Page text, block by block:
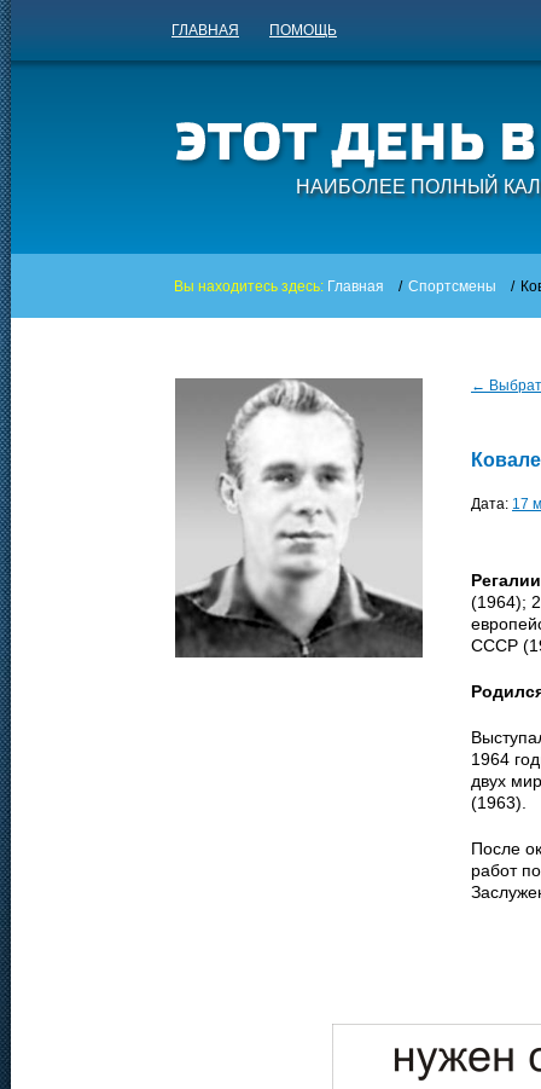
ГЛАВНАЯ ПОМОЩЬ
НАИБОЛЕЕ ПОЛНЫЙ
Вы находитесь здесь: Главная / Спортсмены /
←
Дата: 17
(1964);
СССР
1964
двух
(1963).
После
работ